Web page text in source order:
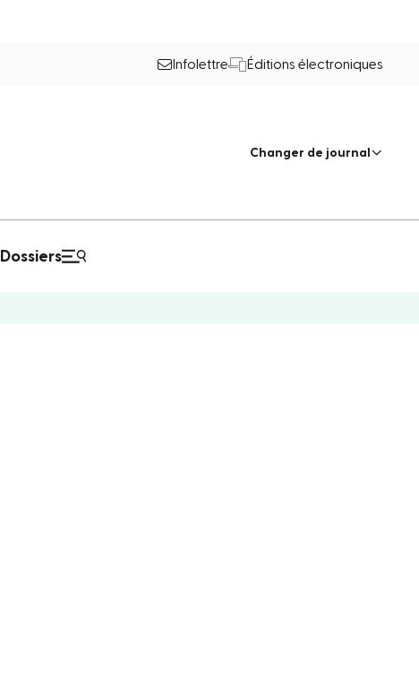
Infolettre Éditions électroniques
Changer de journal
Dossiers